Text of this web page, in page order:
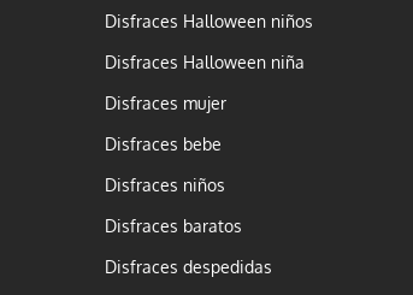
Disfraces Halloween niños
Disfraces Halloween niña
Disfraces mujer
Disfraces bebe
Disfraces niños
Disfraces baratos
Disfraces despedidas